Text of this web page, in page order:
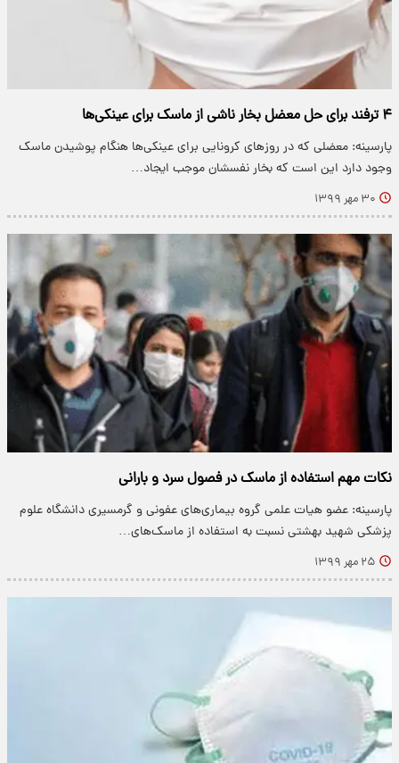
۴ ترفند برای حل معضل بخار ناشی از ماسک برای عینکی‌ها
پارسینه: معضلی که در روز‌های کرونایی برای عینکی‌ها هنگام پوشیدن ماسک
وجود دارد این است که بخار نفسشان موجب ایجاد…
۳۰ مهر ۱۳۹۹
نکات مهم استفاده از ماسک در فصول سرد و بارانی
پارسینه: عضو هیات علمی گروه بیماری‌های عفونی و گرمسیری دانشگاه علوم
پزشکی شهید بهشتی نسبت به استفاده از ماسک‌های…
۲۵ مهر ۱۳۹۹